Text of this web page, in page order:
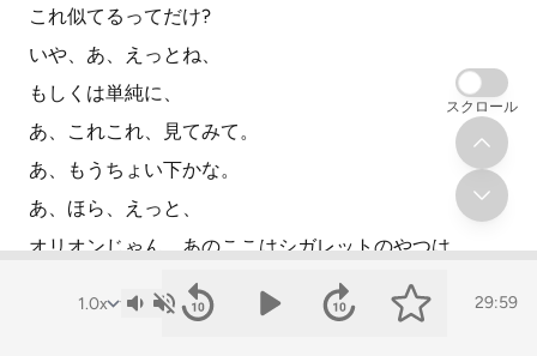
これ似てるってだけ?
いや、あ、えっとね、
もしくは単純に、
あ、これこれ、見てみて。
あ、もうちょい下かな。
あ、ほら、えっと、
オリオンじゃん、あのここはシガレットのやつは。
って書いてあると思うんだけど。
29:59
スクロール